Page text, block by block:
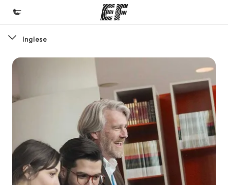
Benvenuto alla EF
Vedi la nostra offerta
Trova l'ufficio più vicino
Chi siamo
La nostra organizzazione
Inglese